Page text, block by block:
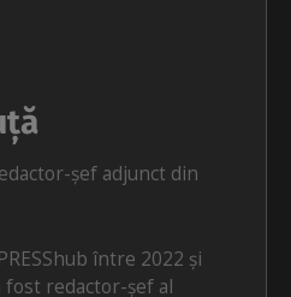
șef adjunct din
între 2022 și
fost redactor-șef al